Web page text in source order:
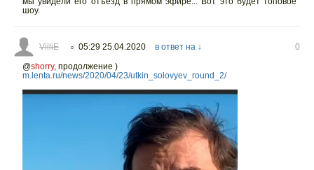
шоу.
VilliE ○ 05:29 25.04.2020 в ответ на ↓
0
@shorry, продолжение )
m.lenta.ru/news/2020/04/23/utkin_solovyev_round_2/